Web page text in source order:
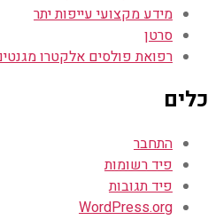
מידע מקצועי עייפות יתר
סרטן
רפואת פולסים אלקטרו
כלים
התחבר
פיד רשומות
פיד תגובות
WordPress.org